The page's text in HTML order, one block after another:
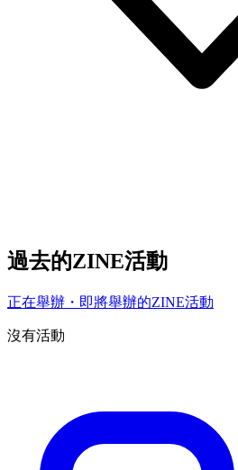
過去的ZINE活動
正在舉辦・即將舉辦的ZINE活動
沒有活動